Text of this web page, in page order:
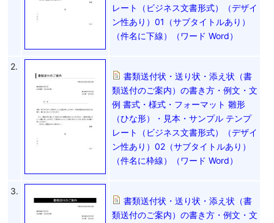
レート（ビジネス文書形式）（デザイ
ン性あり）01（サブタイトルあり）
（件名に下線）（ワード Word）
2.
書類送付状・送り状・添え状（書
類送付のご案内）の書き方・例文・文
例 書式・様式・フォーマット 雛形
（ひな形）・見本・サンプル テンプ
レート（ビジネス文書形式）（デザイ
ン性あり）02（サブタイトルあり）
（件名に枠線）（ワード Word）
3.
書類送付状・送り状・添え状（書
類送付のご案内）の書き方・例文・文